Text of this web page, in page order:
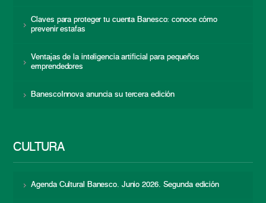
Claves para proteger tu cuenta Banesco: conoce cómo
prevenir estafas
Ventajas de la inteligencia artificial para pequeños
emprendedores
BanescoInnova anuncia su tercera edición
CULTURA
Agenda Cultural Banesco. Junio 2026. Segunda edición